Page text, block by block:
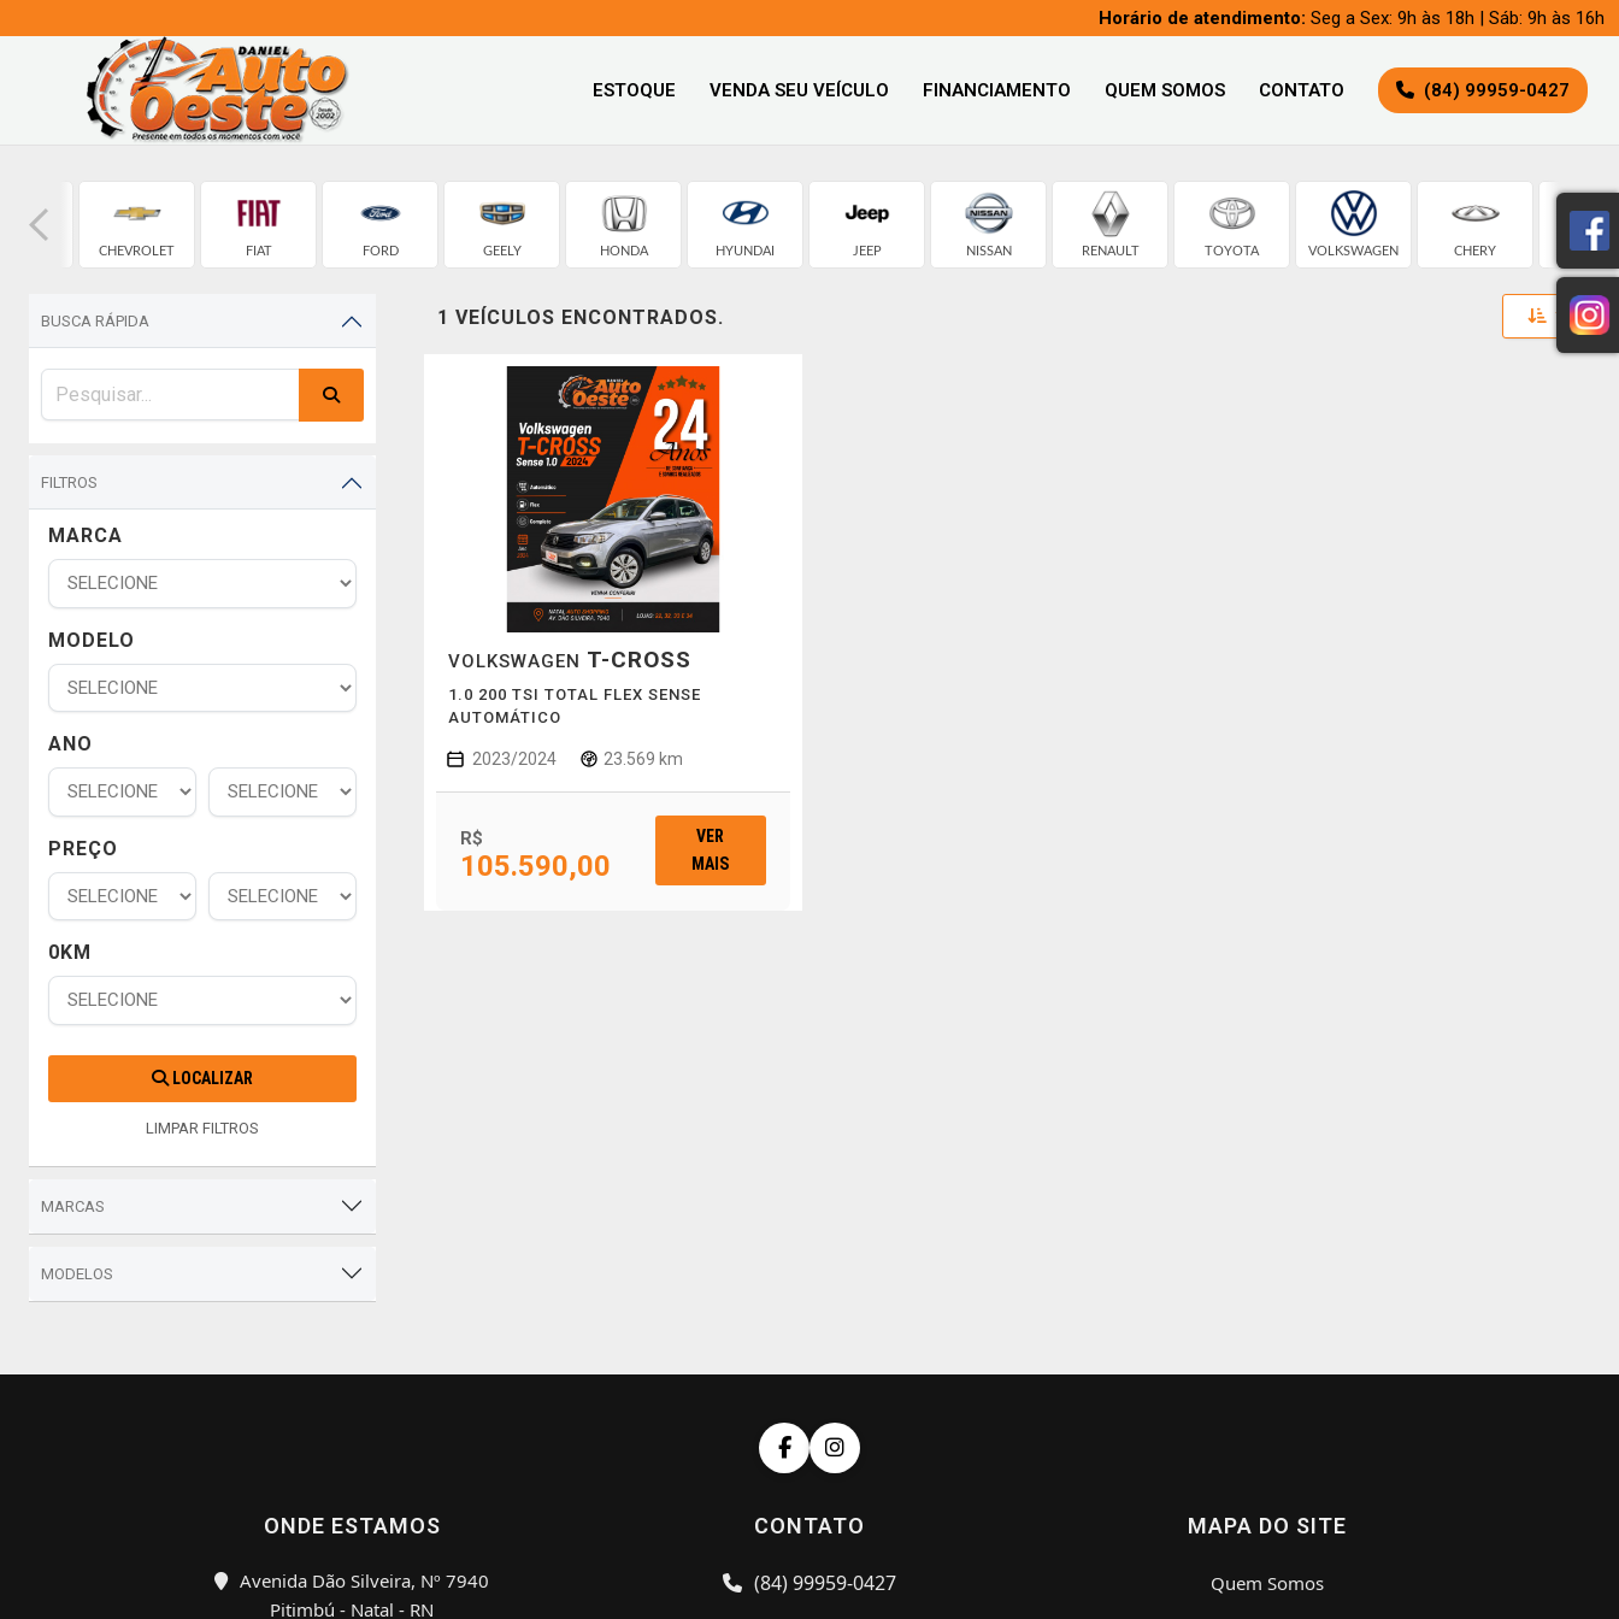
Horário de atendimento: Seg a Sex: 9h às 18h | Sáb: 9h às 16h
ESTOQUE VENDA SEU VEÍCULO FINANCIAMENTO QUEM SOMOS CONTATO (84) 99959-0427
CHEVROLET FIAT FORD GEELY HONDA HYUNDAI JEEP NISSAN RENAULT TOYOTA VOLKSWAGEN CHERY
BUSCA RÁPIDA
FILTROS
MARCA
MODELO
ANO
PREÇO
0KM
LOCALIZAR
LIMPAR FILTROS
MARCAS
MODELOS
1 VEÍCULOS ENCONTRADOS. Toggle
VOLKSWAGEN T-CROSS
1.0 200 TSI TOTAL FLEX SENSE
AUTOMÁTICO
2023/2024 23.569 km
R$
105.590,00
VER
MAIS
ONDE ESTAMOS
Avenida Dão Silveira, Nº 7940
Pitimbú - Natal - RN
CONTATO
(84) 99959-0427
MAPA DO SITE
Quem Somos